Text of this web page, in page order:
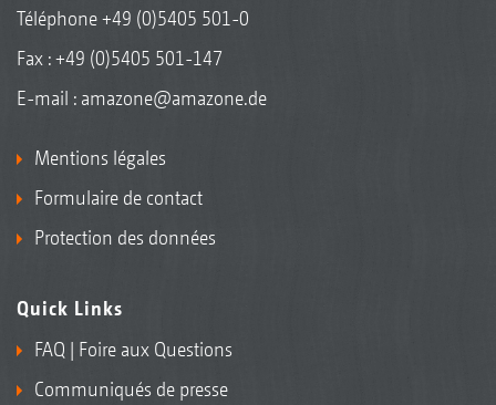
Téléphone+49 (0)5405 501-0
Fax : +49 (0)5405 501-147
E-mail : amazone@amazone.de
Mentions légales
Formulaire de contact
Protection des données
Quick Links
FAQ | Foire aux Questions
Communiqués de presse